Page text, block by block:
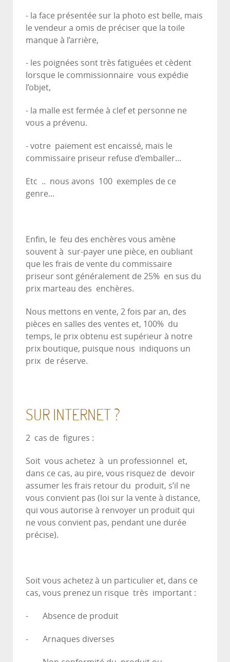
- la face présentée sur la photo est belle, mais
le vendeur a omis de préciser que la toile
manque à l’arrière,
- les poignées sont très fatiguées et cèdent
lorsque le commissionnaire vous expédie
l’objet,
- la malle est fermée à clef et personne ne
vous a prévenu.
- votre paiement est encaissé, mais le
commissaire priseur refuse d’emballer…
Etc .. nous avons 100 exemples de ce
genre...
Enfin, le feu des enchères vous amène
souvent à sur-payer une pièce, en oubliant
que les frais de vente du commissaire
priseur sont généralement de 25% en sus du
prix marteau des enchères.
Nous mettons en vente, 2 fois par an, des
pièces en salles des ventes et, 100% du
temps, le prix obtenu est supérieur à notre
prix boutique, puisque nous indiquons un
prix de réserve.
SUR INTERNET ?
2 cas de figures :
Soit vous achetez à un professionnel et,
dans ce cas, au pire, vous risquez de devoir
assumer les frais retour du produit, s’il ne
vous convient pas (loi sur la vente à distance,
qui vous autorise à renvoyer un produit qui
ne vous convient pas, pendant une durée
précise).
Soit vous achetez à un particulier et, dans ce
cas, vous prenez un risque très important :
- Absence de produit
- Arnaques diverses